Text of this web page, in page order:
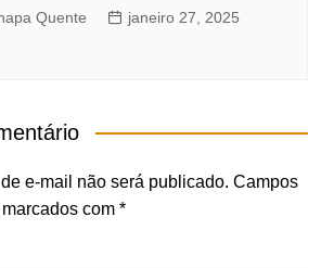
Quente
janeiro 27, 2025
e-mail não será publicado. Campos
com *